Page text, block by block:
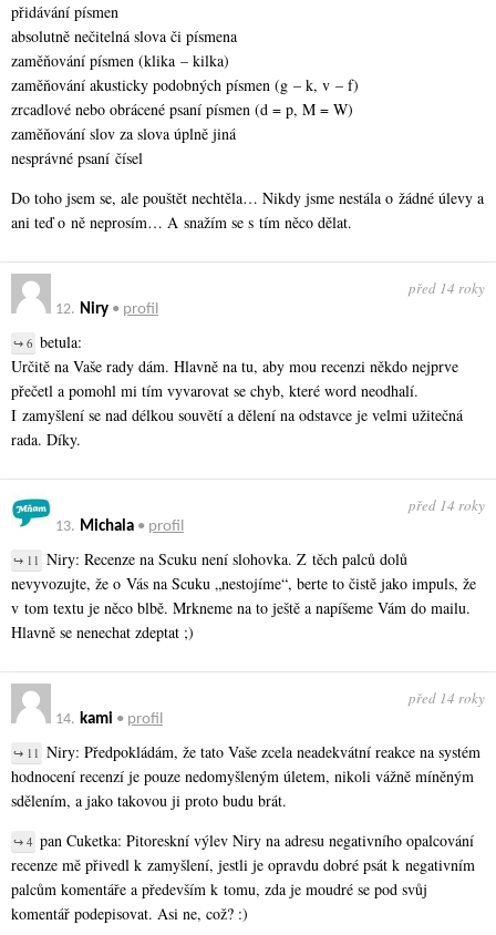
přidávání písmen
absolutně nečitelná slova či písmena
zaměňování písmen (klika – kilka)
zaměňování akusticky podobných písmen (g – k, v – f)
zrcadlové nebo obrácené psaní písmen (d = p, M = W)
zaměňování slov za slova úplně jiná
nesprávné psaní čísel
Do toho jsem se, ale pouštět nechtěla… Nikdy jsme nestála o žádné úlevy a
ani teď o ně neprosím… A snažím se s tím něco dělat.
12. Niry • profil
před 14 roky
↪ 6 betula:
Určitě na Vaše rady dám. Hlavně na tu, aby mou recenzi někdo nejprve
přečetl a pomohl mi tím vyvarovat se chyb, které word neodhalí.
I zamyšlení se nad délkou souvětí a dělení na odstavce je velmi užitečná
rada. Díky.
13. Michala • profil
před 14 roky
↪ 11 Niry: Recenze na Scuku není slohovka. Z těch palců dolů
nevyvozujte, že o Vás na Scuku „nestojíme“, berte to čistě jako impuls, že
v tom textu je něco blbě. Mrkneme na to ještě a napíšeme Vám do mailu.
Hlavně se nenechat zdeptat ;)
14. kami • profil
před 14 roky
↪ 11 Niry: Předpokládám, že tato Vaše zcela neadekvátní reakce na systém
hodnocení recenzí je pouze nedomyšleným úletem, nikoli vážně míněným
sdělením, a jako takovou ji proto budu brát.
↪ 4 pan Cuketka: Pitoreskní výlev Niry na adresu negativního opalcování
recenze mě přivedl k zamyšlení, jestli je opravdu dobré psát k negativním
palcům komentáře a především k tomu, zda je moudré se pod svůj
komentář podepisovat. Asi ne, což? :)